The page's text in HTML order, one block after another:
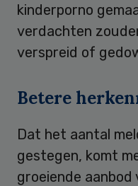
kinderporno
verdachten
verspreid of
Betere
Dat het aantal
gestegen, komt
groeiende aanbod